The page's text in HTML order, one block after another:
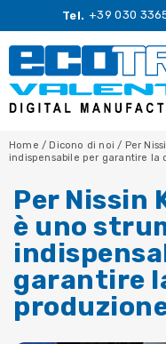
Tel. +39 030
Home / Dicono di noi/ Per
indispensabile per garantire la
Per Nissin
è uno
garantire